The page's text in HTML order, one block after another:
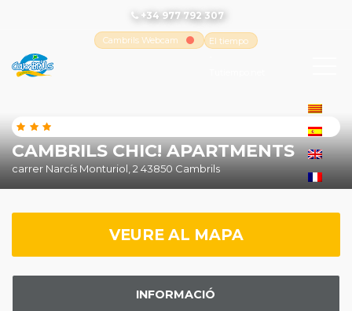
+34 977 792 307
Cambrils Webcam
El tiempo
CAMBRILS CHIC! APARTMENTS
carrer Narcís Monturiol, 2 43850 Cambrils
VEURE AL MAPA
INFORMACIÓ